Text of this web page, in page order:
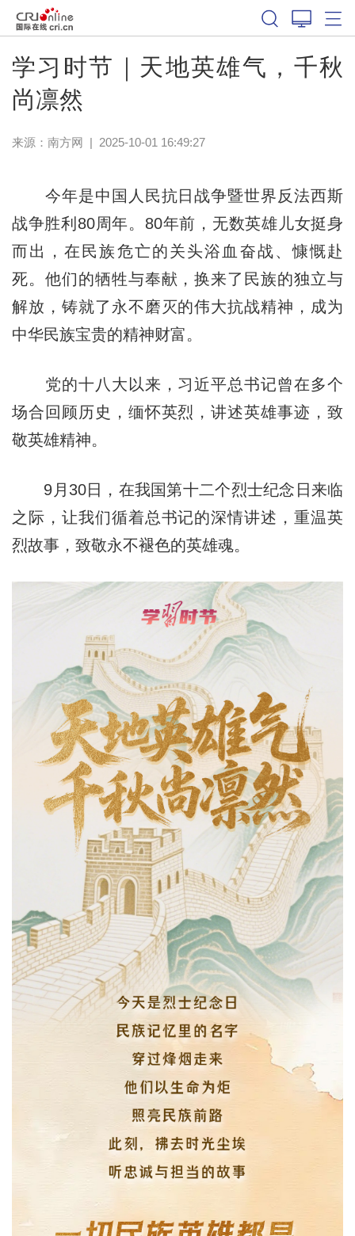
学习时节｜天地英雄气，千秋
尚凛然
来源： 南方网 | 2025-10-01 16:49:27
今年是中国人民抗日战争暨世界反法西斯
战争胜利80周年。80年前，无数英雄儿女挺身
而出，在民族危亡的关头浴血奋战、慷慨赴
死。他们的牺牲与奉献，换来了民族的独立与
解放，铸就了永不磨灭的伟大抗战精神，成为
中华民族宝贵的精神财富。
党的十八大以来，习近平总书记曾在多个
场合回顾历史，缅怀英烈，讲述英雄事迹，致
敬英雄精神。
9月30日，在我国第十二个烈士纪念日来临
之际，让我们循着总书记的深情讲述，重温英
烈故事，致敬永不褪色的英雄魂。